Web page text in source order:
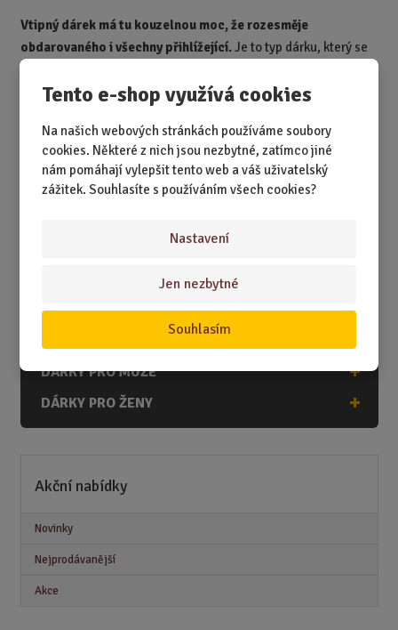
Tento e-shop využívá cookies
Na našich webových stránkách používáme soubory
cookies. Některé z nich jsou nezbytné, zatímco jiné
nám pomáhají vylepšit tento web a váš uživatelský
zážitek. Souhlasíte s používáním všech cookies?
Nastavení
Jen nezbytné
Souhlasím
Vtipný dárek má tu kouzelnou moc, že rozesměje
obdarovaného i všechny přihlížející.Je to typ dárku, který se
neodkládá do šuplíku, ale o němž se mluví ještě dlouho poté,
co byl předán. A přesně to je důvod, proč se vyplatí hledat
DÁRKY
DÁRKY K PŘÍLEŽITOSTEM
DÁRKY PODLE ZÁJMŮ
DÁRKY PODLE ZAMĚSTNÁNÍ
DÁRKY PRO MUŽE
DÁRKY PRO ŽENY
Akční nabídky
Novinky
Nejprodávanější
Akce